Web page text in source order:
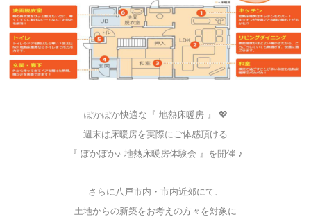
ぽかぽか快適な『 地熱床暖房 』 💖
週末は床暖房を実際にご体感頂ける
『 ぽかぽか♪ 地熱床暖房体験会 』を開催 ♪
さらに八戸市内・市内近郊にて、
土地からの新築をお考えの方々を対象に